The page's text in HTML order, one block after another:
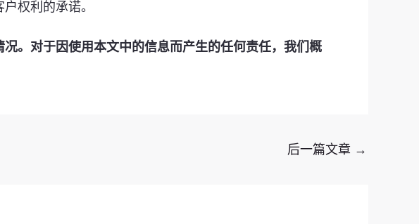
权利的承诺。
。对于因使用本文中的信息而产生的任何责任，我们概
后一篇文章 →